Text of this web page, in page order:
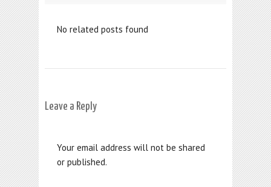
No related posts found
Leave a Reply
Your email address will not be shared
or published.